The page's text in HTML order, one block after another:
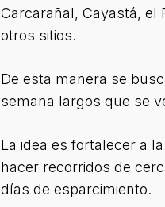
Carcarañal, Cayastá, el
otros sitios.
De esta manera se
semana largos que se
La idea es fortalecer a
hacer recorridos de
días de esparcimiento.